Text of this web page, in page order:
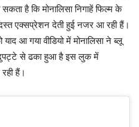
है कि मोनालिसा निगाहें फिल्म के
एक्सप्रेशन देती हुई नजर आ रही हैं।
आ गया वीडियो में मोनालिसा ने ब्लू
दुपट्टे से ढका हुआ है इस लुक में
हैं।